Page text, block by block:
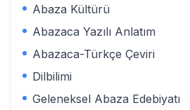
Abaza Kültürü
Abazaca Yazılı Anlatım
Abazaca-Türkçe Çeviri
Dilbilimi
Geleneksel Abaza Edebiyatı